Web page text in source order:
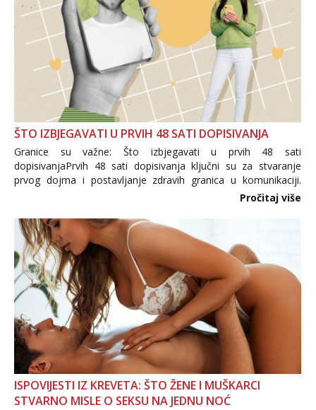
ŠTO IZBJEGAVATI U PRVIH 48 SATI DOPISIVANJA
Granice su važne: Što izbjegavati u prvih 48 sati
dopisivanjaPrvih 48 sati dopisivanja ključni su za stvaranje
prvog dojma i postavljanje zdravih granica u komunikaciji.
Važno je izbjeći prebrzo otkrivanje osobnih ili intimnih
informacija, jer nepoznata osoba još nije zaslužila to
povjerenje. Takođe...
Pročitaj više
ISPOVIJESTI IZ KREVETA: ŠTO ŽENE I MUŠKARCI
STVARNO MISLE O SEKSU NA JEDNU NOĆ